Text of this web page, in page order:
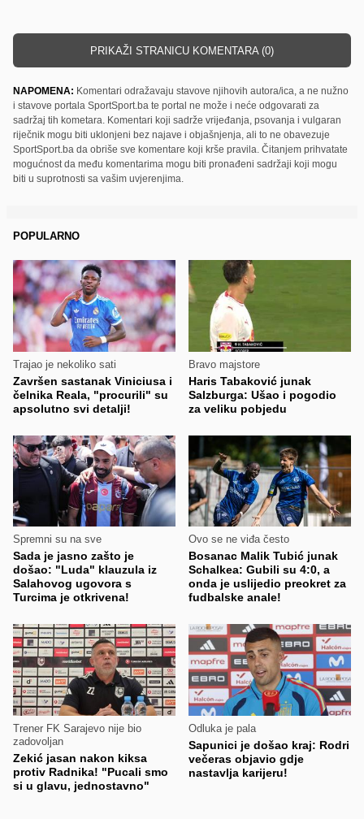
PRIKAŽI STRANICU KOMENTARA (0)
NAPOMENA: Komentari odražavaju stavove njihovih autora/ica, a ne nužno
i stavove portala SportSport.ba te portal ne može i neće odgovarati za
sadržaj tih kometara. Komentari koji sadrže vrijeđanja, psovanja i vulgaran
riječnik mogu biti uklonjeni bez najave i objašnjenja, ali to ne obavezuje
SportSport.ba da obriše sve komentare koji krše pravila. Čitanjem prihvatate
mogućnost da među komentarima mogu biti pronađeni sadržaji koji mogu
biti u suprotnosti sa vašim uvjerenjima.
POPULARNO
Trajao je nekoliko sati
Završen sastanak Viniciusa i
čelnika Reala, "procurili" su
apsolutno svi detalji!
Bravo majstore
Haris Tabaković junak
Salzburga: Ušao i pogodio
za veliku pobjedu
Spremni su na sve
Sada je jasno zašto je
došao: "Luda" klauzula iz
Salahovog ugovora s
Turcima je otkrivena!
Ovo se ne viđa često
Bosanac Malik Tubić junak
Schalkea: Gubili su 4:0, a
onda je uslijedio preokret za
fudbalske anale!
Trener FK Sarajevo nije bio
zadovoljan
Zekić jasan nakon kiksa
protiv Radnika! "Pucali smo
si u glavu, jednostavno"
Odluka je pala
Sapunici je došao kraj: Rodri
večeras objavio gdje
nastavlja karijeru!